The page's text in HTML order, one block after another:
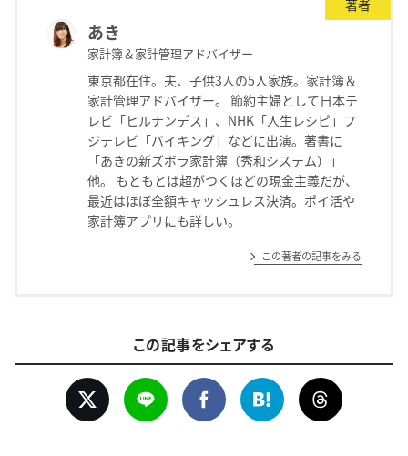
著者
あき
家計簿＆家計管理アドバイザー
東京都在住。夫、子供3人の5人家族。家計簿＆
家計管理アドバイザー。 節約主婦として日本テ
レビ「ヒルナンデス」、NHK「人生レシピ」フ
ジテレビ「バイキング」などに出演。著書に
「あきの新ズボラ家計簿（秀和システム）」
他。 もともとは超がつくほどの現金主義だが、
最近はほぼ全額キャッシュレス決済。ポイ活や
家計簿アプリにも詳しい。
この著者の記事をみる
この記事をシェアする